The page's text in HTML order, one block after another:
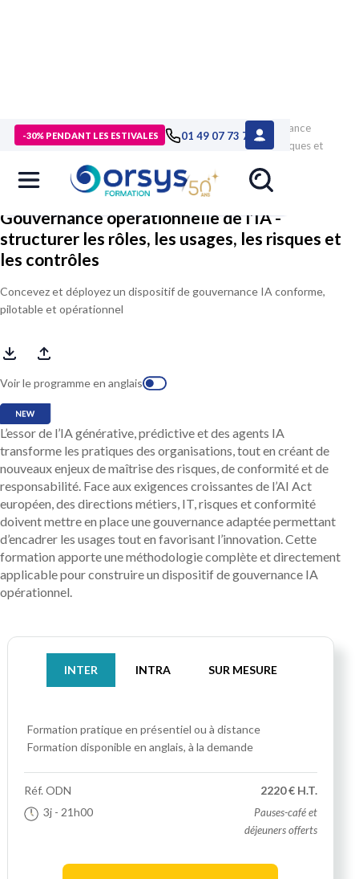
-30% PENDANT LES ESTIVALES 01 49 07 73 73
> Formations>Compétences métiers
Formation Gouvernance
opérationnelle de l’IA - structurer les rôles, les usages, les risques et
Gouvernance opérationnelle de l’IA -
structurer les rôles, les usages, les risques et
les contrôles
Concevez et déployez un dispositif de gouvernance IA conforme,
pilotable et opérationnel
Voir le programme en anglais
L’essor de l’IA générative, prédictive et des agents IA
transforme les pratiques des organisations, tout en créant de
nouveaux enjeux de maîtrise des risques, de conformité et de
responsabilité. Face aux exigences croissantes de l’AI Act
européen, des directions métiers, IT, risques et conformité
doivent mettre en place une gouvernance adaptée permettant
d’encadrer les usages tout en favorisant l’innovation. Cette
formation apporte une méthodologie complète et directement
applicable pour construire un dispositif de gouvernance IA
opérationnel.
INTER INTRA SUR MESURE
Formation pratique en présentiel ou à distance
Formation disponible en anglais, à la demande
Réf.ODN
3j - 21h00
2220 € H.T.
Pauses-café et
déjeuners offerts